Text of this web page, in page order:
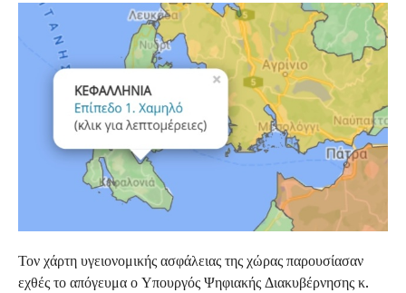
Τον χάρτη υγειονομικής ασφάλειας της χώρας παρουσίασαν
εχθές το απόγευμα ο Υπουργός Ψηφιακής Διακυβέρνησης κ.